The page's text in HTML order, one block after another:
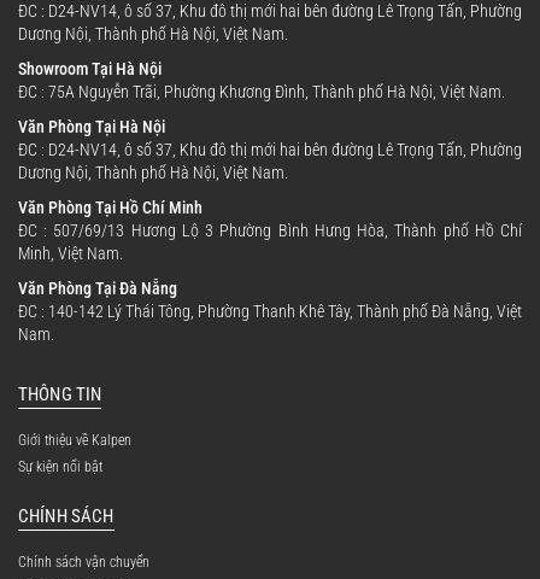
ĐC : D24-NV14, ô số 37, Khu đô thị mới hai bên đường Lê Trọng Tấn, Phường
Dương Nội, Thành phố Hà Nội, Việt Nam.
Showroom Tại Hà Nội
ĐC : 75A Nguyễn Trãi, Phường Khương Đình, Thành phố Hà Nội, Việt Nam.
Văn Phòng Tại Hà Nội
ĐC : D24-NV14, ô số 37, Khu đô thị mới hai bên đường Lê Trọng Tấn, Phường
Dương Nội, Thành phố Hà Nội, Việt Nam.
Văn Phòng Tại Hồ Chí Minh
ĐC : 507/69/13 Hương Lộ 3 Phường Bình Hưng Hòa, Thành phố Hồ Chí
Minh, Việt Nam.
Văn Phòng Tại Đà Nẵng
ĐC : 140-142 Lý Thái Tông, Phường Thanh Khê Tây, Thành phố Đà Nẵng, Việt
Nam.
THÔNG TIN
Giới thiệu về Kalpen
Sự kiện nổi bật
CHÍNH SÁCH
Chính sách vận chuyển